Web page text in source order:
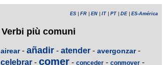
ES FR EN IT PT DE| ES-América
Verbi più comuni
airear- añadir - atender - avergonzar-
celebrar - comer - conceder - conmover -